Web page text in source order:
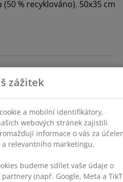
% recyklováno). 50x35 cm
za účelem zajištění
budeme sdílet vaše
dozvědět více části
kdykoli odvolat
na „Přijmout vše“
účely. Přečtěte si více
osobních údajůa o
cookie.